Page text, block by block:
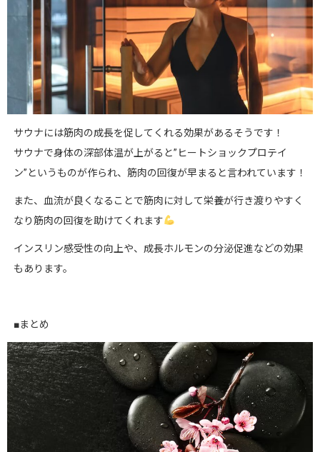
サウナには筋肉の成長を促してくれる効果があるそうです！
サウナで身体の深部体温が上がると”ヒートショックプロテイ
ン”というものが作られ、筋肉の回復が早まると言われています！
また、血流が良くなることで筋肉に対して栄養が行き渡りやすく
なり筋肉の回復を助けてくれます
インスリン感受性の向上や、成長ホルモンの分泌促進などの効果
もあります。
■まとめ